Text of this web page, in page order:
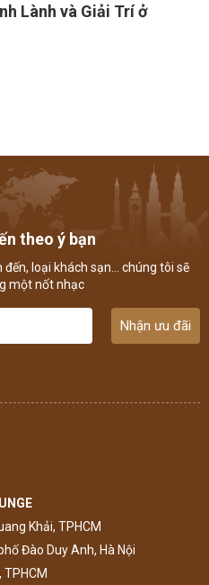
Lành và Giải Trí ở
theo ý bạn
loại khách sạn... chúng tôi sẽ
một nốt nhạc
Nhận ưu đãi
Khải, TPHCM
Đào Duy Anh, Hà Nội
TPHCM